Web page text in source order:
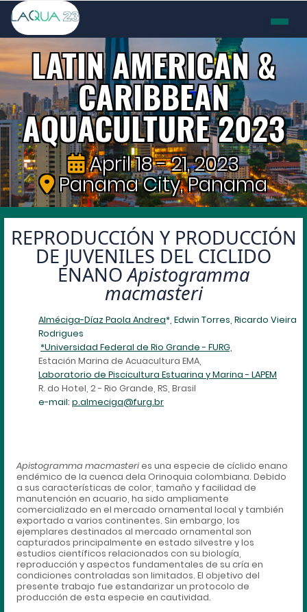
LATIN AMERICAN &
CARIBBEAN
AQUACULTURE 2023
April 18 - 21, 2023
Panama City, Panama
REPRODUCCIÓN Y PRODUCCIÓN
DE JUVENILES DEL CICLIDO
ENANOApistogramma
macmasteri
Alméciga-Díaz Paola Andrea*, Edwin Torres, Ricardo Vieira
Rodrigues
*Universidad Federal de Rio Grande - FURG,
Estación Marina de Acuacultura EMA,
Laboratorio de Piscicultura Estuarina y Marina - LAPEM
R. do Hotel, 2 - Rio Grande, RS, Brasil
e-mail: p.almeciga@furg.br
Apistogramma macmasteries una especie de cíclido enano
endémico de la cuenca dela Orinoquia colombiana. Debido
a sus características de color, tamaño y facilidad de
manutención en acuario, ha sido ampliamente
comercializado en el mercado ornamental local y también
exportado a varios continentes. Sin embargo, los
ejemplares destinados al mercado ornamental son
capturados principalmente en estado silvestre y los
estudios científicos relacionados con su biología,
reproducción y aspectos fundamentales de su cría en
condiciones controladas son limitados. El objetivo del
presente trabajo fue estandarizar un protocolo de
producción de esta especie en cautividad.